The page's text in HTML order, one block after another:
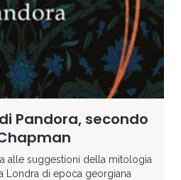
Pandora, secondo
alle suggestioni della mitologia
Londra di epoca georgiana